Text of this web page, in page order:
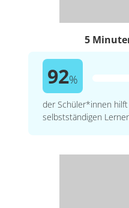
5
92%
der Schüler*innen
selbstständigen